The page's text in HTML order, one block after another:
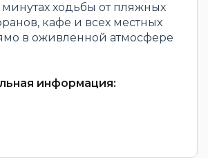
ходьбы от пляжных
кафе и всех местных
в оживленной атмосфере
информация: